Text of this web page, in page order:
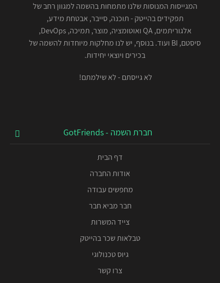
המגייסות המנוסות שלנו מתמחות בהשמה למגוון רחב של
תפקידים בהייטק - תוכנה, סייבר, אבטחת מידע,
אלגוריתמים, QA ואוטומציה, מוצר, תמיכה, DevOps,
סיסטם, BI ועוד. בנוסף, יש לנו מחלקות מיוחדות להשמה של
בכירים ויוצאי יחידות.
לא גייסתם - לא שילמתם!
חברת השמה - GotFriends
דף הבית
אודות החברה
מחפשים עבודה
חבר מביא חבר
צייד המשרות
טבלאות שכר בהייטק
גיוס טכנולוגי
צרו קשר